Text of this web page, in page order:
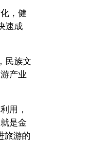
，健
速成
民族文
产业
用，
是金
旅游的